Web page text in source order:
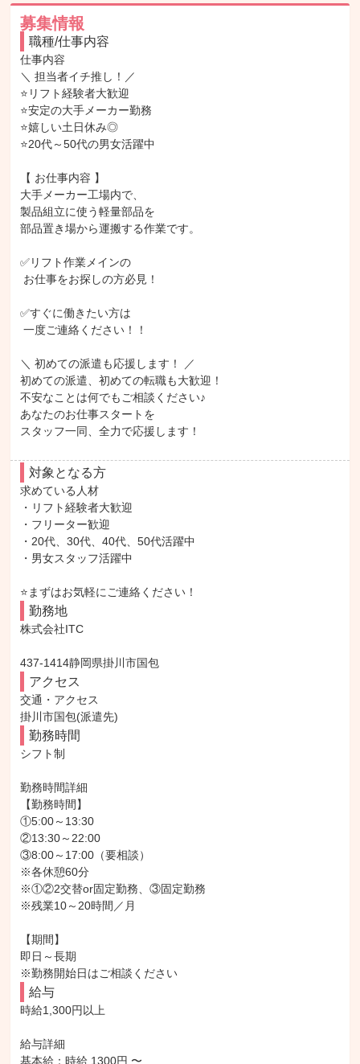
部品配置
工場
荷物保管
荷物仕分け
募集情報
職種/仕事内容
仕事内容
＼ 担当者イチ推し！／
⭐リフト経験者大歓迎
⭐安定の大手メーカー勤務
⭐嬉しい土日休み◎
⭐20代～50代の男女活躍中
【 お仕事内容 】
大手メーカー工場内で、
製品組立に使う軽量部品を
部品置き場から運搬する作業です。
✅リフト作業メインの
✅すぐに働きたい方は
＼ 初めての派遣も応援します！ ／
初めての派遣、初めての転職も大歓迎！
不安なことは何でもご相談ください♪
あなたのお仕事スタートを
スタッフ一同、全力で応援します！
対象となる方
求めている人材
・リフト経験者大歓迎
・フリーター歓迎
・20代、30代、40代、50代活躍中
・男女スタッフ活躍中
⭐まずはお気軽にご連絡ください！
勤務地
株式会社ITC
437-1414静岡県掛川市国包
アクセス
交通・アクセス
掛川市国包(派遣先)
勤務時間
シフト制
勤務時間詳細
【勤務時間】
①5:00～13:30
②13:30～22:00
③8:00～17:00（要相談）
※各休憩60分
※①②2交替or固定勤務、③固定勤務
※残業10～20時間／月
【期間】
即日～長期
※勤務開始日はご相談ください
給与
時給1,300円以上
給与詳細
基本給：時給 1300円 〜